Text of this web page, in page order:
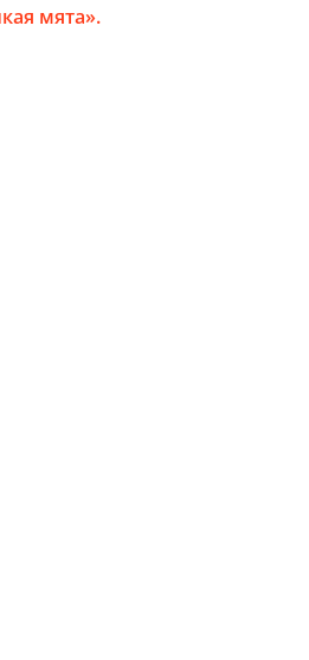
мята».